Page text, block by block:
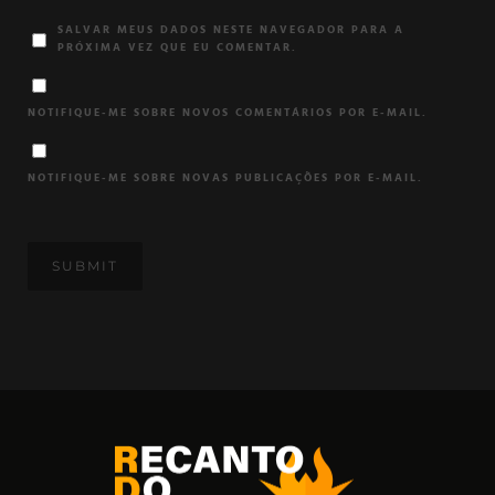
SALVAR MEUS DADOS NESTE NAVEGADOR PARA A
PRÓXIMA VEZ QUE EU COMENTAR.
NOTIFIQUE-ME SOBRE NOVOS COMENTÁRIOS POR E-MAIL.
NOTIFIQUE-ME SOBRE NOVAS PUBLICAÇÕES POR E-MAIL.